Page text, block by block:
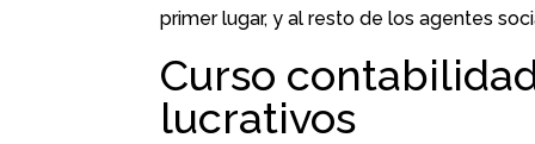
primer lugar, y al resto de los agentes
Curso
lucrativos